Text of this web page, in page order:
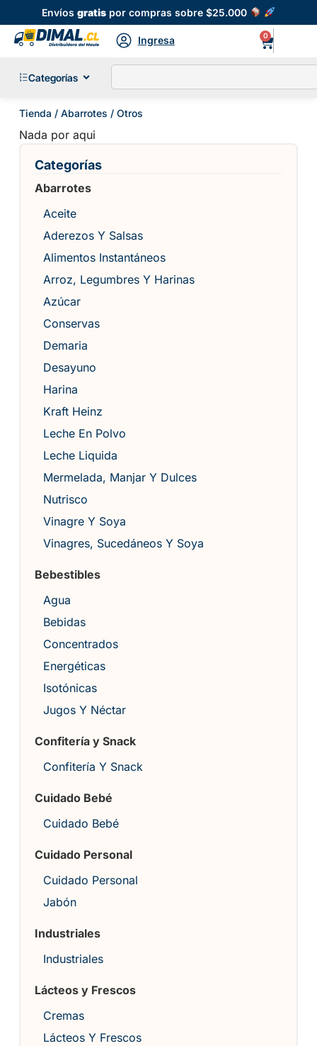
Envíosgratis por compras sobre $25.000
Ingresa 0
Categorías
Tienda / Abarrotes / Otros
Categorías
Abarrotes
Aceite
Aderezos Y Salsas
Alimentos Instantáneos
Arroz, Legumbres Y Harinas
Azúcar
Conservas
Demaria
Desayuno
Harina
Kraft Heinz
Leche En Polvo
Leche Liquida
Mermelada, Manjar Y Dulces
Nutrisco
Vinagre Y Soya
Vinagres, Sucedáneos Y Soya
Bebestibles
Agua
Bebidas
Concentrados
Energéticas
Isotónicas
Jugos Y Néctar
Confitería y Snack
Confitería Y Snack
Cuidado Bebé
Cuidado Bebé
Cuidado Personal
Cuidado Personal
Jabón
Industriales
Industriales
Lácteos y Frescos
Cremas
Lácteos Y Frescos
Nada por aqui